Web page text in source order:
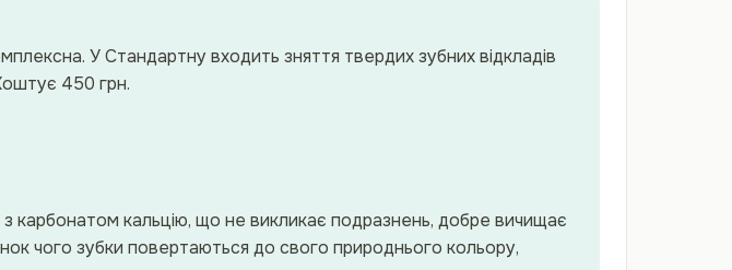
У Стандартну входить зняття твердих зубних відкладів
450 грн.
карбонатом кальцію, що не викликає подразнень, добре вичищає
чого зубки повертаються до свого природнього кольору,